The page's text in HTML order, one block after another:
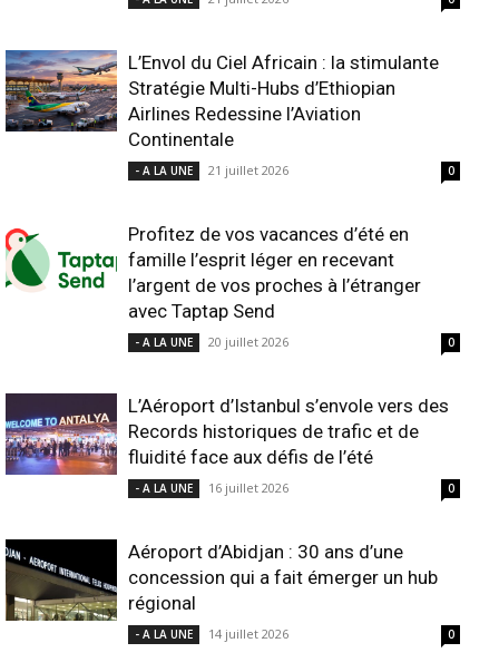
L’Envol du Ciel Africain : la stimulante
Stratégie Multi-Hubs d’Ethiopian
Airlines Redessine l’Aviation
Continentale
- A LA UNE 21 juillet 2026 0
Profitez de vos vacances d’été en
famille l’esprit léger en recevant
l’argent de vos proches à l’étranger
avec Taptap Send
- A LA UNE 20 juillet 2026 0
L’Aéroport d’Istanbul s’envole vers des
Records historiques de trafic et de
fluidité face aux défis de l’été
- A LA UNE 16 juillet 2026 0
Aéroport d’Abidjan : 30 ans d’une
concession qui a fait émerger un hub
régional
- A LA UNE 14 juillet 2026 0